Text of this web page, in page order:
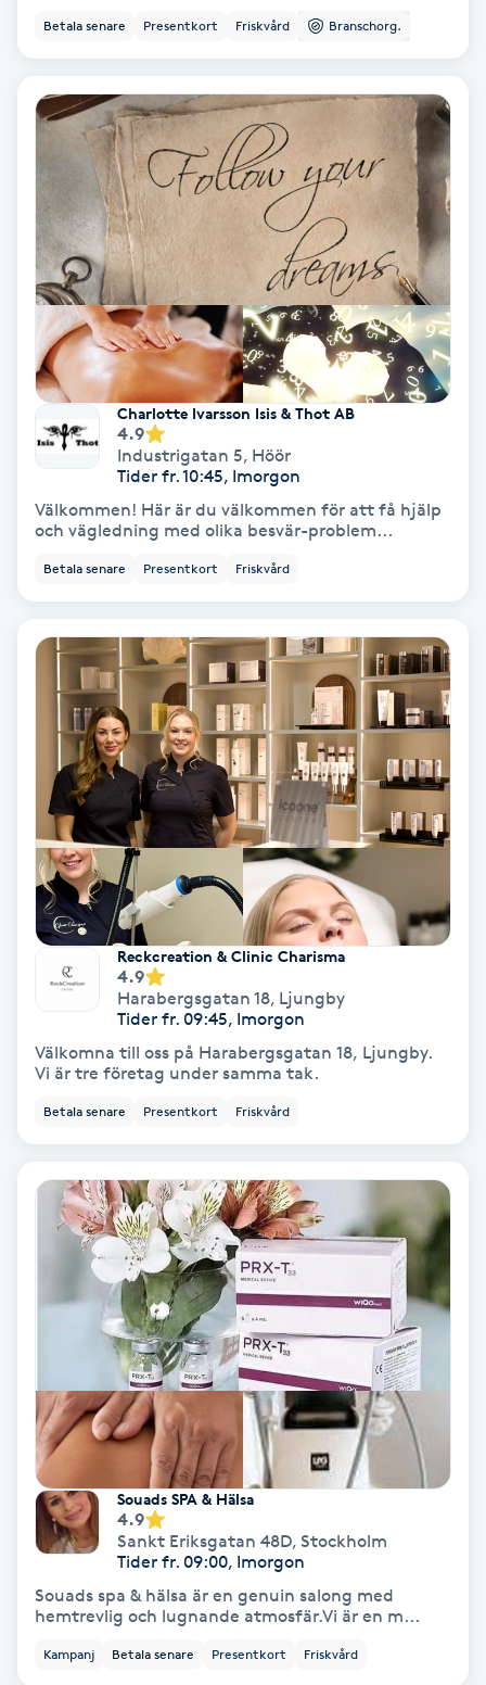
Tatuering
Tatueringsborttagning
Terapi
Thaimassage
Toning
Torr hårbotten
Torrborstning
Triggerpunktsmassage
Träning
Tvätt & Fön
Vaccination
Vampyrbehandling
Vaxning
Vaxning brasiliansk
Veterinär
Vibrationsmassage
Volymfransar
Yoga
Yoga Nidra
Yogamassage
Zonterapi
hand om era behov på ett tryggt och säkert sätt.
permanent hårborttagning med mera. Varmt
välkomna in till vår familjära skönhetssalong för en
kostnadsfri konsultation! Bästa hälsningar, Najats
Skönhetssalong.
Betala senare Presentkort Friskvård Branschorg.
Charlotte Ivarsson Isis & Thot AB
4.9
Industrigatan 5, Höör
Tider fr. 10:45, Imorgon
Välkommen! Här är du välkommen för att få hjälp
och vägledning med olika besvär-problem...
Betala senare Presentkort Friskvård
Reckcreation & Clinic Charisma
4.9
Harabergsgatan 18, Ljungby
Tider fr. 09:45, Imorgon
Välkomna till oss på Harabergsgatan 18, Ljungby.
Vi är tre företag under samma tak.
Betala senare Presentkort Friskvård
Souads SPA & Hälsa
4.9
Sankt Eriksgatan 48D, Stockholm
Tider fr. 09:00, Imorgon
Souads spa & hälsa är en genuin salong med
hemtrevlig och lugnande atmosfär.Vi är en m...
Kampanj Betala senare Presentkort Friskvård